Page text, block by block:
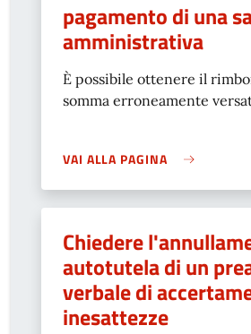
pagamento di una
amministrativa
È possibile ottenere il
somma erroneamente
VAI ALLA PAGINA
Chiedere
autotutela di un
verbale di
inesattezze